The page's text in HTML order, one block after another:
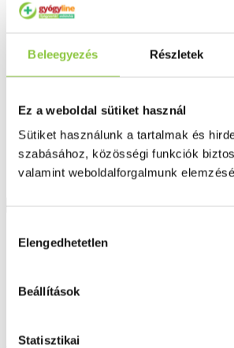
Beleegyezés Részletek
Ez a weboldal sütiket használ
Sütiket használunk a tartalmak és
szabásához, közösségi funkciók
valamint weboldalforgalmunk
kiválasztása
Elengedhetetlen
Beállítások
Statisztikai
Fogselyem
Műfogsor ápolás
Fogfehérítés
Teák
Gyógyteák
Könyvek
Egészség ajándékba
Tápszer
Calmapherol GLA Borágó balzsam 120